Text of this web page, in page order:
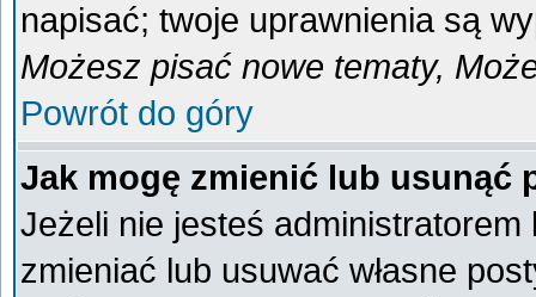
napisać; twoje uprawnienia są
Możesz pisać nowe tematy,
Powrót do góry
Jak mogę zmienić lub usunąć
Jeżeli nie jesteś
zmieniać lub usuwać własne